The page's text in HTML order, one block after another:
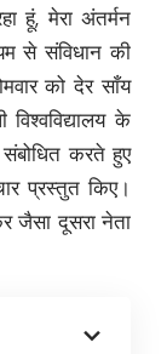
हूं, मेरा अंतर्मन
से संविधान की
को देर साँय
के
करते हुए
प्रस्तुत किए।
जैसा दूसरा नेता